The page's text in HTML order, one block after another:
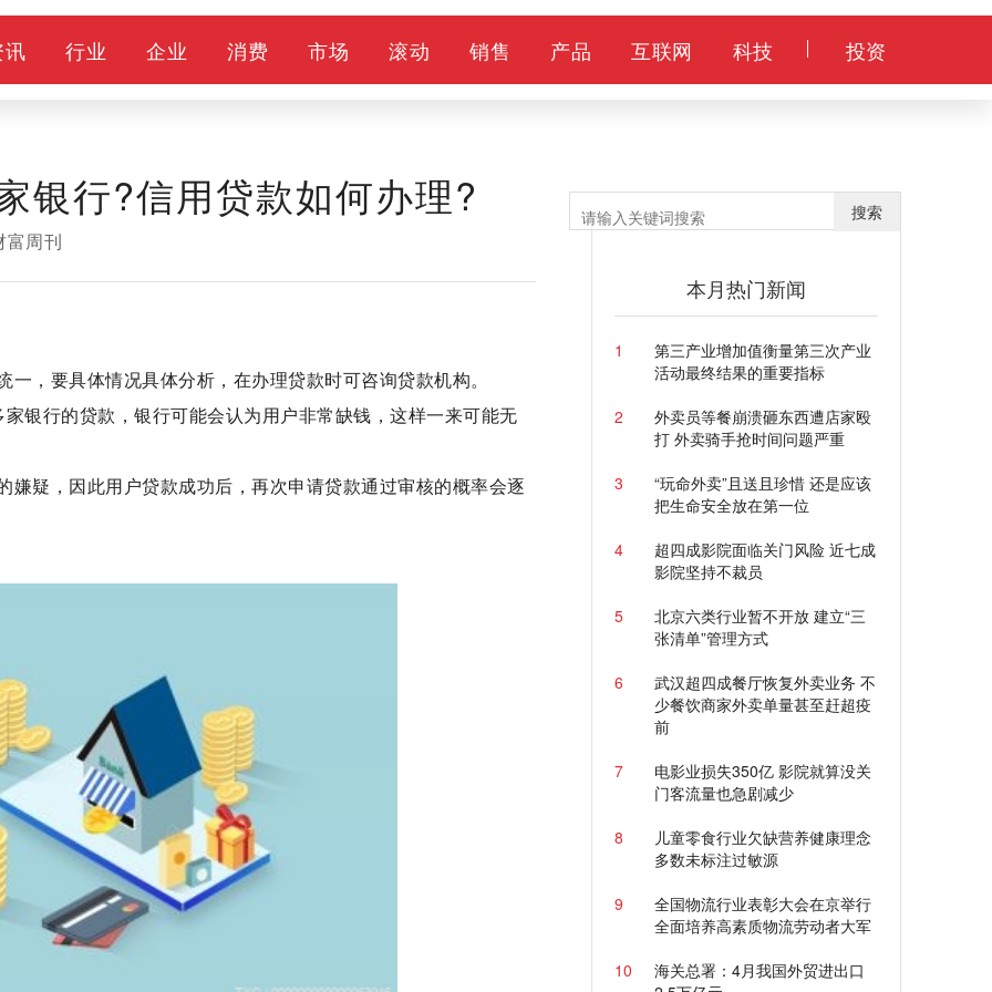
行业 企业 消费 市场 滚动 销售 产品 互联网 科技 投资
银行?信用贷款如何办理?
富周刊
，要具体情况具体分析，在办理贷款时可咨询贷款机构。
银行的贷款，银行可能会认为用户非常缺钱，这样一来可能无
疑，因此用户贷款成功后，再次申请贷款通过审核的概率会逐
搜索
本月热门新闻
1
第三产业增加值衡量第三次产业
活动最终结果的重要指标
2
外卖员等餐崩溃砸东西遭店家殴
打 外卖骑手抢时间问题严重
3
“玩命外卖”且送且珍惜 还是应该
把生命安全放在第一位
4
超四成影院面临关门风险 近七成
影院坚持不裁员
5
北京六类行业暂不开放 建立“三
张清单”管理方式
6
武汉超四成餐厅恢复外卖业务 不
少餐饮商家外卖单量甚至赶超疫
前
7
电影业损失350亿 影院就算没关
门客流量也急剧减少
8
儿童零食行业欠缺营养健康理念
多数未标注过敏源
9
全国物流行业表彰大会在京举行
全面培养高素质物流劳动者大军
10
海关总署：4月我国外贸进出口